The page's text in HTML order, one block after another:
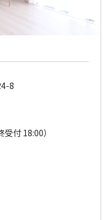
8
付 18:00）